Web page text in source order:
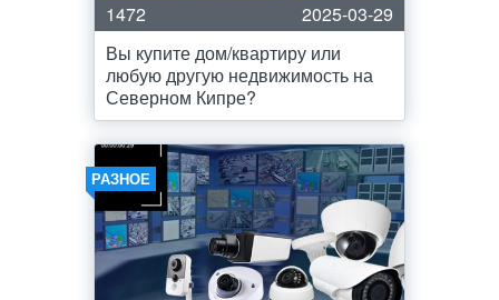
1472
2025-03-29
Вы купите дом/квартиру или
любую другую недвижимость на
Северном Кипре?
РАЗНОЕ